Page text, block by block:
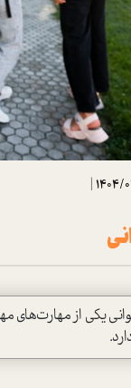
1404/
|
یکی از